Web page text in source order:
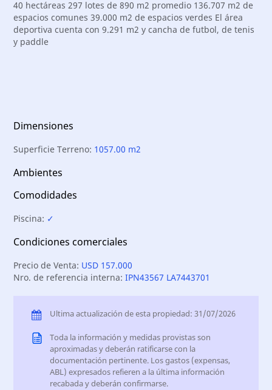
40 hectáreas 297 lotes de 890 m2 promedio 136.707 m2 de
espacios comunes 39.000 m2 de espacios verdes El área
deportiva cuenta con 9.291 m2 y cancha de futbol, de tenis
y paddle
Dimensiones
Superficie Terreno: 1057.00 m2
Ambientes
Comodidades
Piscina: ✓
Condiciones comerciales
Precio de Venta: USD 157.000
Nro. de referencia interna:IPN43567 LA7443701
Ultima actualización de esta propiedad: 31/07/2026
Toda la información y medidas provistas son
aproximadas y deberán ratificarse con la
documentación pertinente. Los gastos (expensas,
ABL) expresados refieren a la última información
recabada y deberán confirmarse.